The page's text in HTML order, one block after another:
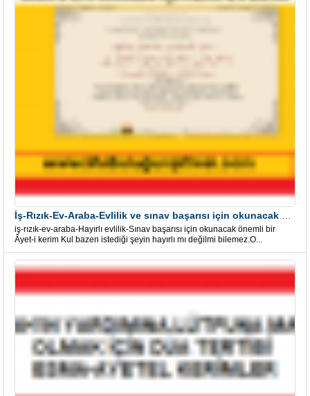
iş-rızık-ev-araba-Hayırlı evlilik-Sınav başarısı için okunacak önemli bir
Âyet-i kerim Kul bazen istediği şeyin hayırlı mı değilmi bilemez.O...